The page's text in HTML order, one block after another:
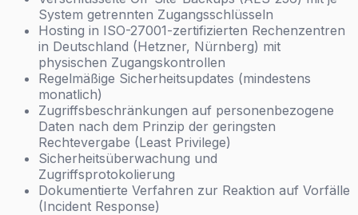
System getrennten Zugangsschlüsseln
Hosting in ISO-27001-zertifizierten Rechenzentren
in Deutschland (Hetzner, Nürnberg) mit
physischen Zugangskontrollen
Regelmäßige Sicherheitsupdates (mindestens
monatlich)
Zugriffsbeschränkungen auf personenbezogene
Daten nach dem Prinzip der geringsten
Rechtevergabe (Least Privilege)
Sicherheitsüberwachung und
Zugriffsprotokolierung
Dokumentierte Verfahren zur Reaktion auf Vorfälle
(Incident Response)